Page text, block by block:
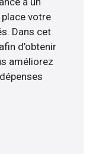
place votre
Dans cet
d’obtenir
améliorez